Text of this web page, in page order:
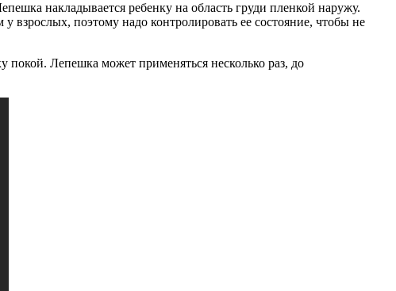
накладывается ребенку на область груди пленкой наружу.
поэтому надо контролировать ее состояние, чтобы не
Лепешка может применяться несколько раз, до